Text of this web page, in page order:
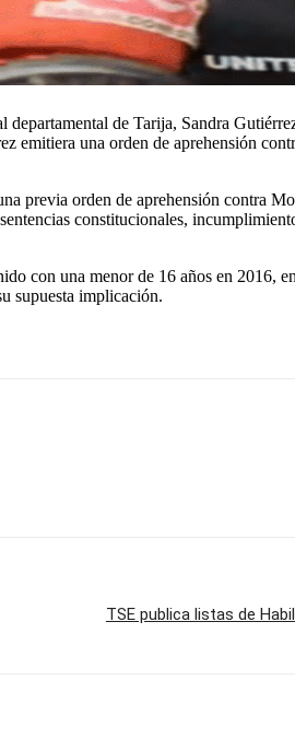
de Tarija, Sandra
emitiera una orden de aprehensión
previa orden de aprehensión contra
constitucionales,
con una menor de 16 años en 2016,
supuesta implicación.
TSE publica listas de